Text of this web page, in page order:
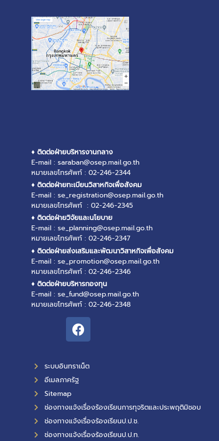
♦ ติดต่อฝ่ายบริหารงานกลาง
E-mail : saraban@osep.mail.go.th
หมายเลขโทรศัพท์ : 02-246-2344
♦ ติดต่อฝ่ายทะเบียนวิสาหกิจเพื่อสังคม
E-mail : se_registration@osep.mail.go.th
หมายเลขโทรศัพท์ : 02-246-2345
♦ ติดต่อฝ่ายวิจัยและนโยบาย
E-mail : se_planning@osep.mail.go.th
หมายเลขโทรศัพท์ : 02-246-2347
♦ ติดต่อฝ่ายส่งเสริมและพัฒนาวิสาหกิจเพื่อสังคม
E-mail : se_promotion@osep.mail.go.th
หมายเลขโทรศัพท์ : 02-246-2346
♦ ติดต่อฝ่ายบริหารกองทุน
E-mail : se_fund@osep.mail.go.th
หมายเลขโทรศัพท์ : 02-246-2348
ระบบอินทราเน็ต
อีเมลภาครัฐ
Sitemap
ช่องทางแจ้งเรื่องร้องเรียนการทุจริตและประพฤติมิชอบ
ช่องทางแจ้งเรื่องร้องเรียนป.ป.ช.
ช่องทางแจ้งเรื่องร้องเรียนป.ป.ท.